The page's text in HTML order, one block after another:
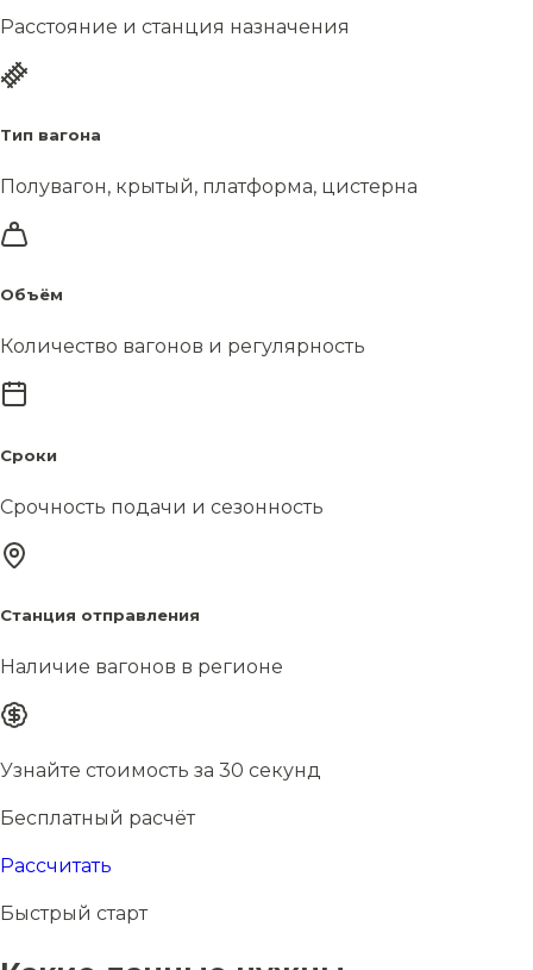
Расстояние и станция назначения
Тип вагона
Полувагон, крытый, платформа, цистерна
Объём
Количество вагонов и регулярность
Сроки
Срочность подачи и сезонность
Станция отправления
Наличие вагонов в регионе
Узнайте стоимость за 30 секунд
Бесплатный расчёт
Рассчитать
Быстрый старт